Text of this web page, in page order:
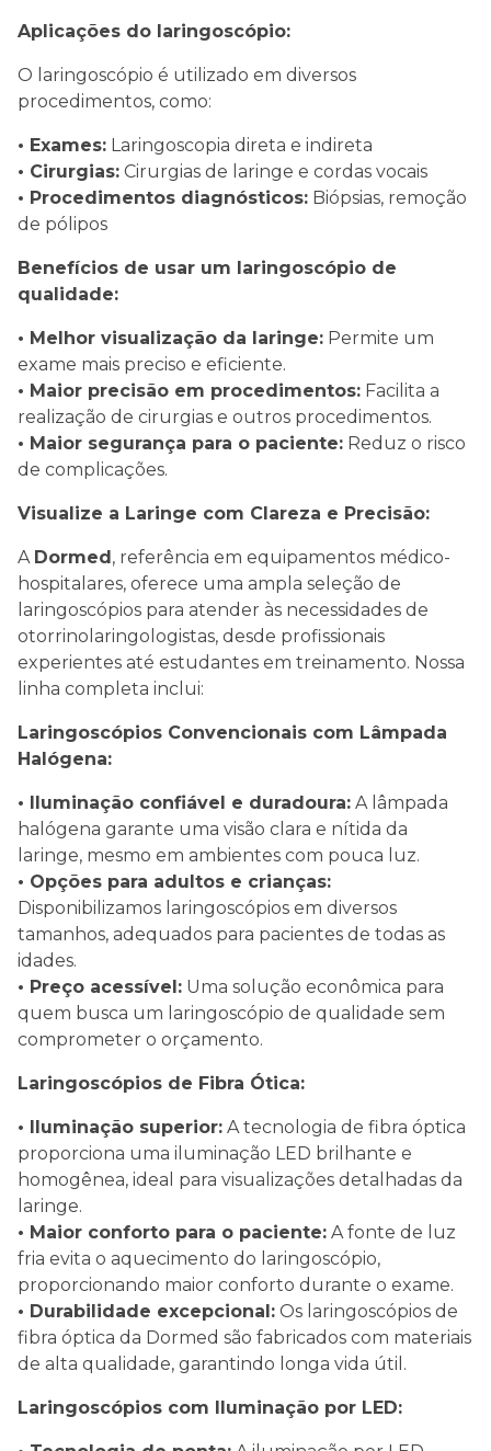
Aplicações do laringoscópio:
O laringoscópio é utilizado em diversos
procedimentos, como:
• Exames: Laringoscopia direta e indireta
• Cirurgias: Cirurgias de laringe e cordas vocais
• Procedimentos diagnósticos: Biópsias, remoção
de pólipos
Benefícios de usar um laringoscópio de
qualidade:
• Melhor visualização da laringe: Permite um
exame mais preciso e eficiente.
• Maior precisão em procedimentos: Facilita a
realização de cirurgias e outros procedimentos.
• Maior segurança para o paciente: Reduz o risco
de complicações.
Visualize a Laringe com Clareza e Precisão:
A Dormed, referência em equipamentos médico-
hospitalares, oferece uma ampla seleção de
laringoscópios para atender às necessidades de
otorrinolaringologistas, desde profissionais
experientes até estudantes em treinamento. Nossa
linha completa inclui:
Laringoscópios Convencionais com Lâmpada
Halógena:
• Iluminação confiável e duradoura: A lâmpada
halógena garante uma visão clara e nítida da
laringe, mesmo em ambientes com pouca luz.
• Opções para adultos e crianças:
Disponibilizamos laringoscópios em diversos
tamanhos, adequados para pacientes de todas as
idades.
• Preço acessível: Uma solução econômica para
quem busca um laringoscópio de qualidade sem
comprometer o orçamento.
Laringoscópios de Fibra Ótica:
• Iluminação superior: A tecnologia de fibra óptica
proporciona uma iluminação LED brilhante e
homogênea, ideal para visualizações detalhadas da
laringe.
• Maior conforto para o paciente: A fonte de luz
fria evita o aquecimento do laringoscópio,
proporcionando maior conforto durante o exame.
• Durabilidade excepcional: Os laringoscópios de
fibra óptica da Dormed são fabricados com materiais
de alta qualidade, garantindo longa vida útil.
Laringoscópios com Iluminação por LED: